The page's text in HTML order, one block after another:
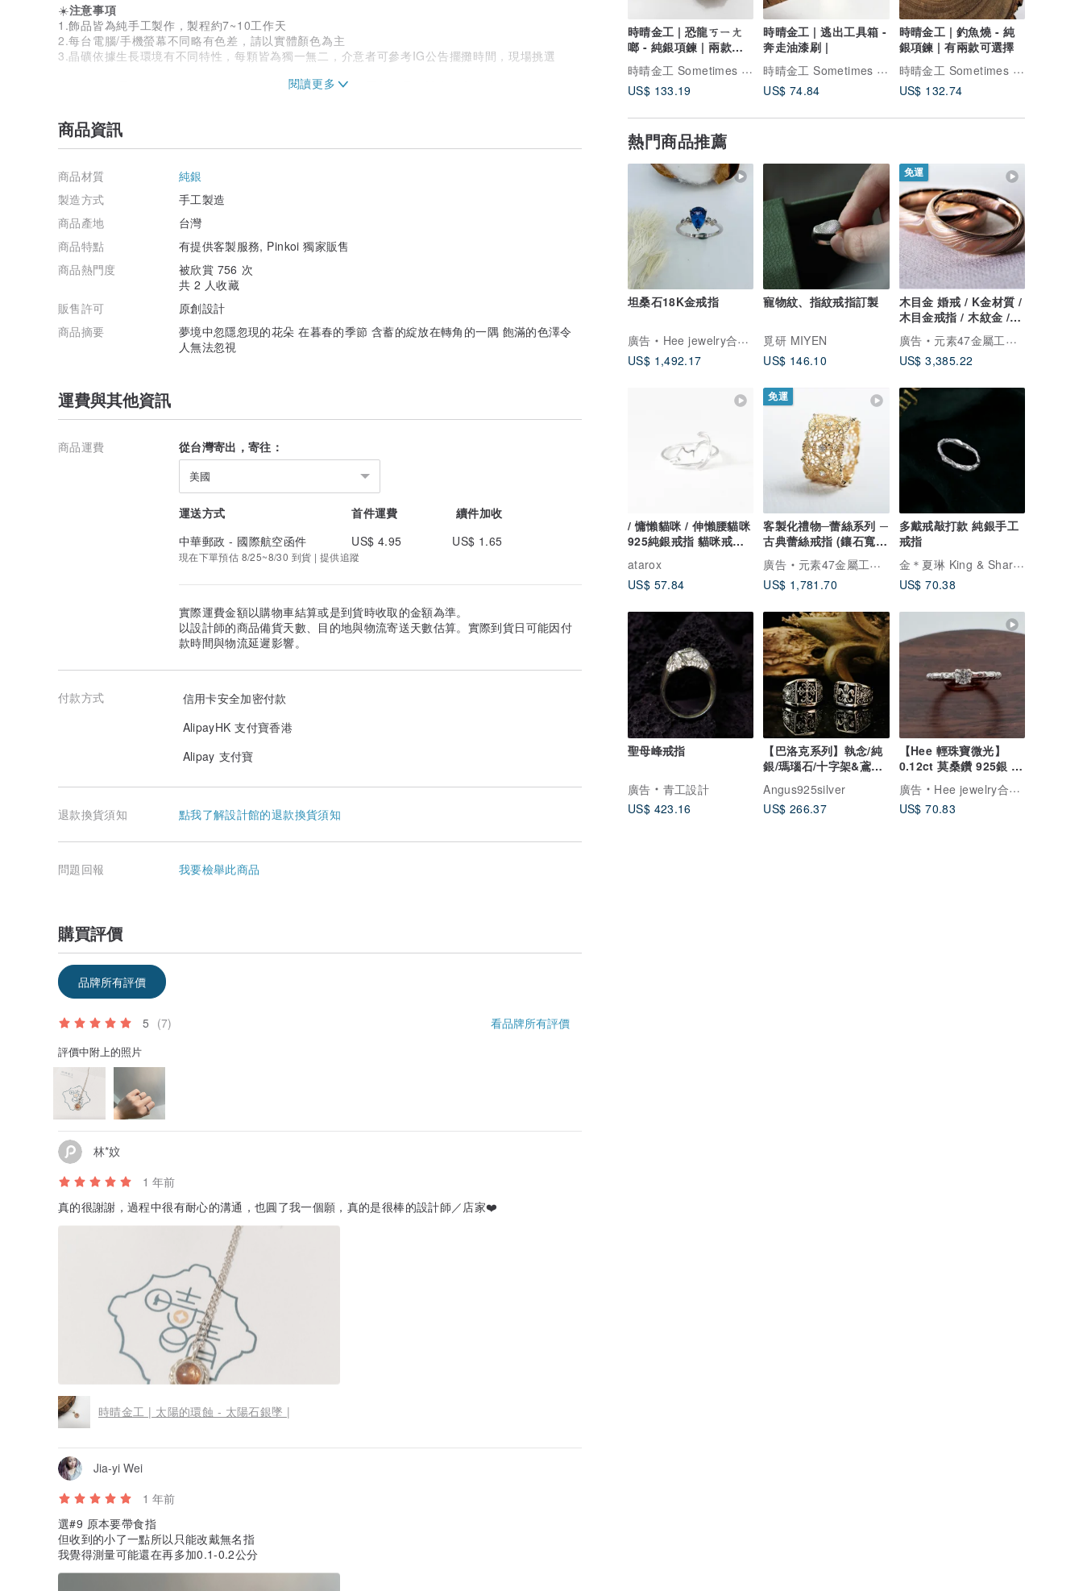
時晴金工 | 恐龍ㄎㄧㄤ
啷 - 純銀項鍊 | 兩款可
選
時晴金工 Sometimes Sunny
US$ 133.19
時晴金工 | 逃出工具箱 -
奔走油漆刷 |
時晴金工 Sometimes Sunny
US$ 74.84
時晴金工 | 釣魚燒 - 純
銀項鍊 | 有兩款可選擇
時晴金工 Sometimes Sunny
US$ 132.74
熱門商品推薦
坦桑石18K金戒指
廣告
Hee jewelry合一輕珠寶
US$ 1,492.17
寵物紋、指紋戒指訂製
覓研 MIYEN
US$ 146.10
免運
木目金 婚戒 / K金材質 /
木目金戒指 / 木紋金 /
婚戒訂製
廣告
元素47金屬工藝工作室
US$ 3,385.22
/ 慵懶貓咪 / 伸懶腰貓咪
925純銀戒指 貓咪戒指
atarox
US$ 57.84
免運
客製化禮物─蕾絲系列 ─
古典蕾絲戒指 (鑲石寬版
/ K金/ 鑽石)
廣告
元素47金屬工藝工作室
US$ 1,781.70
多戴戒敲打款 純銀手工
戒指
金＊夏琳 King & Sharlene
US$ 70.38
聖母峰戒指
廣告
青工設計
US$ 423.16
【巴洛克系列】執念/純
銀/瑪瑙石/十字架&鳶尾
Angus925silver
US$ 266.37
【Hee 輕珠寶微光】
0.12ct 莫桑鑽 925銀 日
常戒
廣告
Hee jewelry合一輕珠寶
US$ 70.83
☀️注意事項
1.飾品皆為純手工製作，製程約7~10工作天
2.每台電腦/手機螢幕不同略有色差，請以實體顏色為主
3.晶礦依據生長環境有不同特性，每顆皆為獨一無二，介意者可參考IG公告擺攤時間，現場挑選
人生晴時多雲偶陣雨，不管晴天、雨天，希望透過有趣、可愛的飾品，讓人們心中陰雨綿綿的天氣，
商品資訊
商品材質
純銀
製造方式
手工製造
商品產地
台灣
商品特點
有提供客製服務, Pinkoi 獨家販售
商品熱門度
被欣賞 756 次
共 2 人收藏
販售許可
原創設計
商品摘要
夢境中忽隱忽現的花朵 在暮春的季節 含蓄的綻放在轉角的一隅 飽滿的色澤令
人無法忽視
運費與其他資訊
商品運費 從台灣寄出，寄往：
美國
運送方式 首件運費
續件加收
中華郵政 - 國際航空函件
US$ 4.95 US$ 1.65
現在下單預估 8/25~8/30 到貨 | 提供追蹤
實際運費金額以購物車結算或是到貨時收取的金額為準。
以設計師的商品備貨天數、目的地與物流寄送天數估算。實際到貨日可能因付
款時間與物流延遲影響。
付款方式
信用卡安全加密付款
AlipayHK 支付寶香港
Alipay 支付寶
退款換貨須知 點我了解設計館的退款換貨須知
問題回報 我要檢舉此商品
購買評價
品牌所有評價
5 (7) 看品牌所有評價
評價中附上的照片
林*妏
1 年前
真的很謝謝，過程中很有耐心的溝通，也圓了我一個願，真的是很棒的設計師／店家❤️
時晴金工 | 太陽的環蝕 - 太陽石銀墜 |
Jia-yi Wei
1 年前
選#9 原本要帶食指
但收到的小了一點所以只能改戴無名指
我覺得測量可能還在再多加0.1-0.2公分